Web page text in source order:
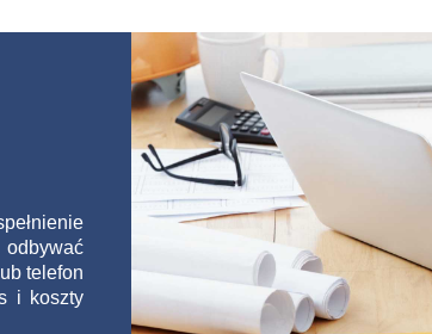
odbywać
telefon
i koszty